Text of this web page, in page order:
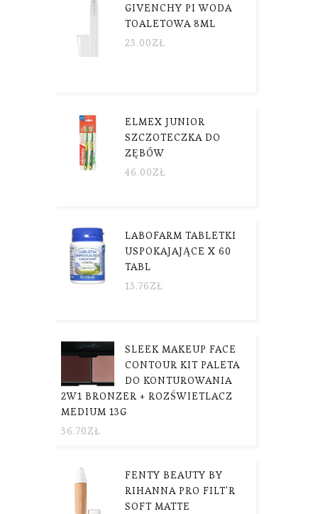
GIVENCHY PI WODA
TOALETOWA 8ML
23.00ZŁ
ELMEX JUNIOR
SZCZOTECZKA DO
ZĘBÓW
46.00ZŁ
LABOFARM TABLETKI
USPOKAJAJĄCE X 60
TABL
13.76ZŁ
SLEEK MAKEUP FACE
CONTOUR KIT PALETA
DO KONTUROWANIA
2W1 BRONZER + ROZŚWIETLACZ
MEDIUM 13G
36.70ZŁ
FENTY BEAUTY BY
RIHANNA PRO FILT'R
SOFT MATTE